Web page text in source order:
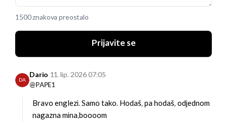
1500 znakova preostalo
Prijavite se
DA
Dario
@PAPE1
11. lip. 2026 07:05
Bravo englezi. Samo tako. Hodaš, pa hodaš, odjednom
nagazna mina,boooom